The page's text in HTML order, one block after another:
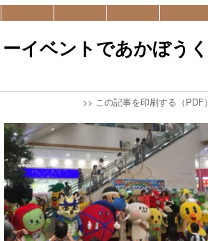
イベントであかぼうく
>> この記事を印刷する（PDF）